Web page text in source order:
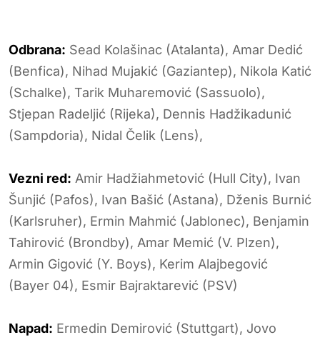
Odbrana: Sead Kolašinac (Atalanta), Amar Dedić
(Benfica), Nihad Mujakić (Gaziantep), Nikola Katić
(Schalke), Tarik Muharemović (Sassuolo),
Stjepan Radeljić (Rijeka), Dennis Hadžikadunić
(Sampdoria), Nidal Čelik (Lens),
Vezni red: Amir Hadžiahmetović (Hull City), Ivan
Šunjić (Pafos), Ivan Bašić (Astana), Dženis Burnić
(Karlsruher), Ermin Mahmić (Jablonec), Benjamin
Tahirović (Brondby), Amar Memić (V. Plzen),
Armin Gigović (Y. Boys), Kerim Alajbegović
(Bayer 04), Esmir Bajraktarević (PSV)
Napad: Ermedin Demirović (Stuttgart), Jovo